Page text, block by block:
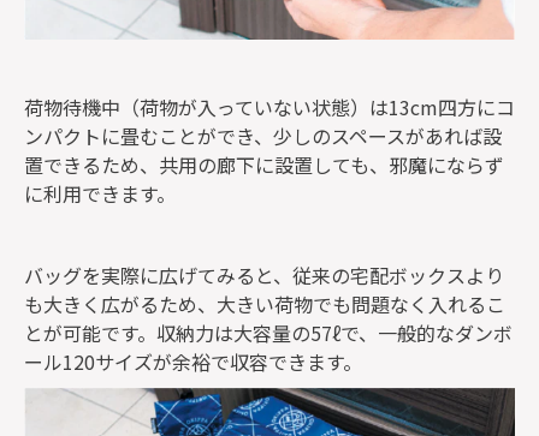
荷物待機中（荷物が入っていない状態）は13cm四方にコ
ンパクトに畳むことができ、少しのスペースがあれば設
置できるため、共用の廊下に設置しても、邪魔にならず
に利用できます。
バッグを実際に広げてみると、従来の宅配ボックスより
も大きく広がるため、大きい荷物でも問題なく入れるこ
とが可能です。収納力は大容量の57ℓで、一般的なダンボ
ール120サイズが余裕で収容できます。